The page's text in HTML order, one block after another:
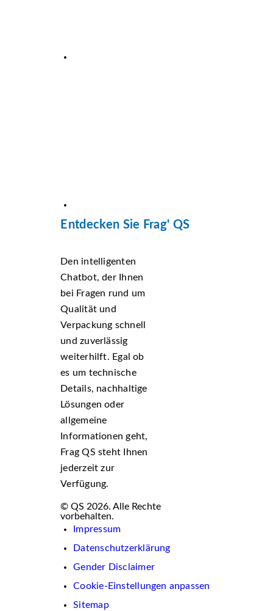
Entdecken Sie Frag' QS
Den intelligenten
Chatbot, der Ihnen
bei Fragen rund um
Qualität und
Verpackung schnell
und zuverlässig
weiterhilft. Egal ob
es um technische
Details, nachhaltige
Lösungen oder
allgemeine
Informationen geht,
Frag QS steht Ihnen
jederzeit zur
Verfügung.
© QS 2026. Alle Rechte
vorbehalten.
Impressum
Datenschutzerklärung
Gender Disclaimer
Cookie-Einstellungen anpassen
Sitemap